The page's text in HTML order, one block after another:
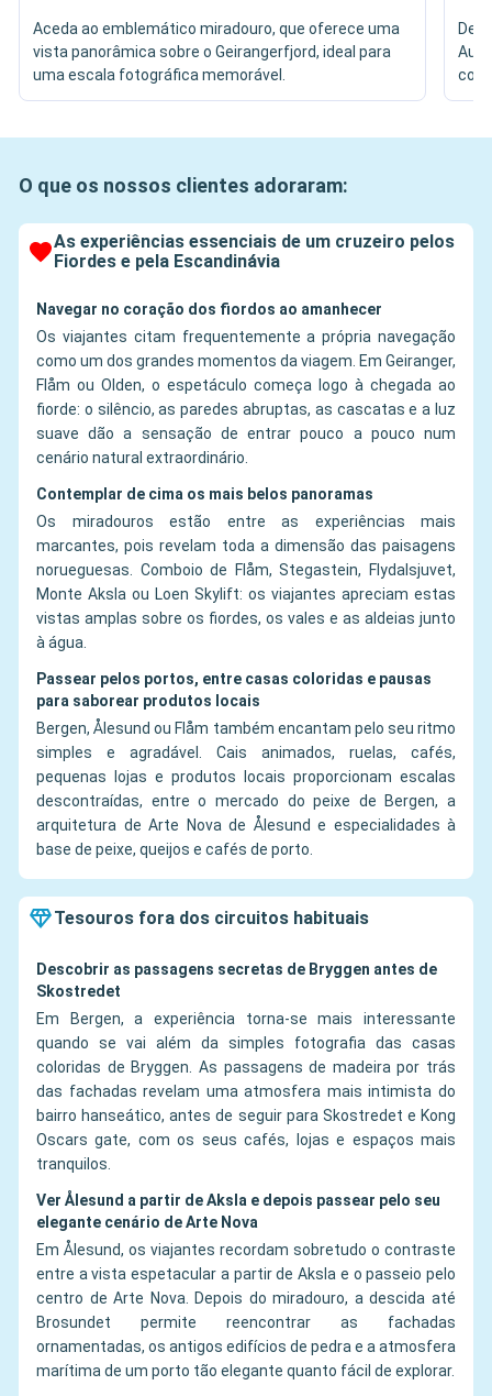
Aceda ao emblemático miradouro, que oferece uma
vista panorâmica sobre o Geirangerfjord, ideal para
uma escala fotográfica memorável.
com
O que os nossos clientes adoraram:
As experiências essenciais de um cruzeiro pelos
Fiordes e pela Escandinávia
Navegar no coração dos fiordos ao amanhecer
Os viajantes citam frequentemente a própria navegação
como um dos grandes momentos da viagem. Em Geiranger,
Flåm ou Olden, o espetáculo começa logo à chegada ao
fiorde: o silêncio, as paredes abruptas, as cascatas e a luz
suave dão a sensação de entrar pouco a pouco num
cenário natural extraordinário.
Contemplar de cima os mais belos panoramas
Os miradouros estão entre as experiências mais
marcantes, pois revelam toda a dimensão das paisagens
norueguesas. Comboio de Flåm, Stegastein, Flydalsjuvet,
Monte Aksla ou Loen Skylift: os viajantes apreciam estas
vistas amplas sobre os fiordes, os vales e as aldeias junto
à água.
Passear pelos portos, entre casas coloridas e pausas
para saborear produtos locais
Bergen, Ålesund ou Flåm também encantam pelo seu ritmo
simples e agradável. Cais animados, ruelas, cafés,
pequenas lojas e produtos locais proporcionam escalas
descontraídas, entre o mercado do peixe de Bergen, a
arquitetura de Arte Nova de Ålesund e especialidades à
base de peixe, queijos e cafés de porto.
Tesouros fora dos circuitos habituais
Descobrir as passagens secretas de Bryggen antes de
Skostredet
Em Bergen, a experiência torna-se mais interessante
quando se vai além da simples fotografia das casas
coloridas de Bryggen. As passagens de madeira por trás
das fachadas revelam uma atmosfera mais intimista do
bairro hanseático, antes de seguir para Skostredet e Kong
Oscars gate, com os seus cafés, lojas e espaços mais
tranquilos.
Ver Ålesund a partir de Aksla e depois passear pelo seu
elegante cenário de Arte Nova
Em Ålesund, os viajantes recordam sobretudo o contraste
entre a vista espetacular a partir de Aksla e o passeio pelo
centro de Arte Nova. Depois do miradouro, a descida até
Brosundet permite reencontrar as fachadas
ornamentadas, os antigos edifícios de pedra e a atmosfera
marítima de um porto tão elegante quanto fácil de explorar.